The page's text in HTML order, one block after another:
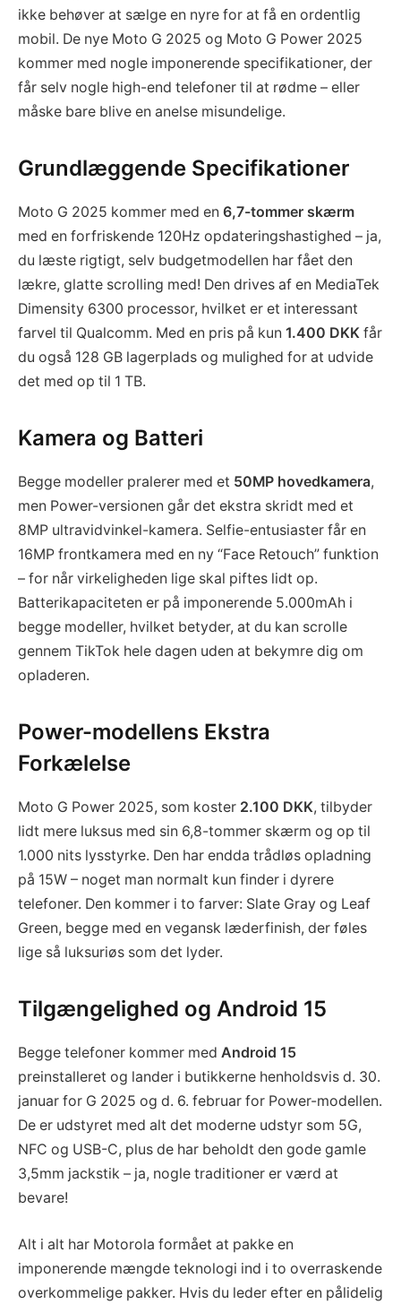
ikke behøver at sælge en nyre for at få en ordentlig
mobil. De nye Moto G 2025 og Moto G Power 2025
kommer med nogle imponerende specifikationer, der
får selv nogle high-end telefoner til at rødme – eller
måske bare blive en anelse misundelige.
Grundlæggende Specifikationer
Moto G 2025 kommer med en 6,7-tommer skærm
med en forfriskende 120Hz opdateringshastighed – ja,
du læste rigtigt, selv budgetmodellen har fået den
lækre, glatte scrolling med! Den drives af en MediaTek
Dimensity 6300 processor, hvilket er et interessant
farvel til Qualcomm. Med en pris på kun 1.400 DKK får
du også 128 GB lagerplads og mulighed for at udvide
det med op til 1 TB.
Kamera og Batteri
Begge modeller pralerer med et 50MP hovedkamera,
men Power-versionen går det ekstra skridt med et
8MP ultravidvinkel-kamera. Selfie-entusiaster får en
16MP frontkamera med en ny “Face Retouch” funktion
– for når virkeligheden lige skal piftes lidt op.
Batterikapaciteten er på imponerende 5.000mAh i
begge modeller, hvilket betyder, at du kan scrolle
gennem TikTok hele dagen uden at bekymre dig om
opladeren.
Power-modellens Ekstra
Forkælelse
Moto G Power 2025, som koster 2.100 DKK, tilbyder
lidt mere luksus med sin 6,8-tommer skærm og op til
1.000 nits lysstyrke. Den har endda trådløs opladning
på 15W – noget man normalt kun finder i dyrere
telefoner. Den kommer i to farver: Slate Gray og Leaf
Green, begge med en vegansk læderfinish, der føles
lige så luksuriøs som det lyder.
Tilgængelighed og Android 15
Begge telefoner kommer med Android 15
preinstalleret og lander i butikkerne henholdsvis d. 30.
januar for G 2025 og d. 6. februar for Power-modellen.
De er udstyret med alt det moderne udstyr som 5G,
NFC og USB-C, plus de har beholdt den gode gamle
3,5mm jackstik – ja, nogle traditioner er værd at
bevare!
Alt i alt har Motorola formået at pakke en
imponerende mængde teknologi ind i to overraskende
overkommelige pakker. Hvis du leder efter en pålidelig